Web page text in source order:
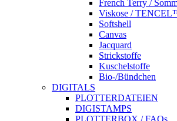
French Terry /
Viskose /
Softshell
Canvas
Jacquard
Strickstoffe
Kuschelstoffe
Bio-/Bündchen
DIGITALS
PLOTTERDATEIEN
DIGISTAMPS
PLOTTERBOX / FAQs